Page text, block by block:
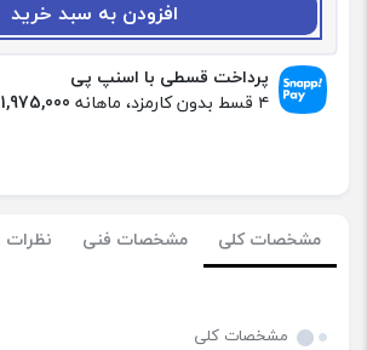
ک
ی
ف
ک
ی
افزودن به سبد خرید
پرداخت قسطی با اسنپ پی
۴ قسط بدون کارمزد، ماهانه
1,975,000
مشخصات کلی مشخصات فنی نظرات
مشخصات کلی